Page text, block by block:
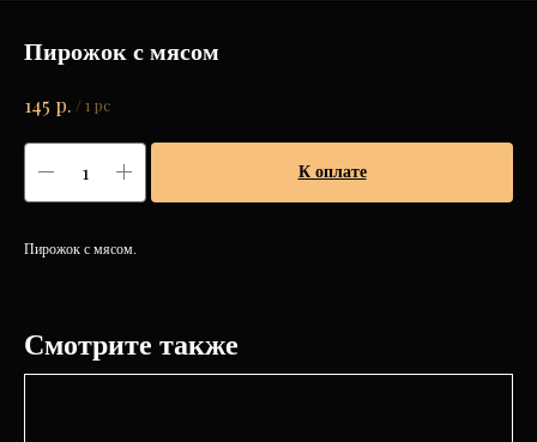
Пирожок с мясом
145 р. / 1 pc
К оплате
Пирожок с мясом.
Смотрите также